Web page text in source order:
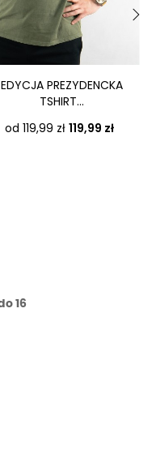
EDYCJA PREZYDENCKA
TSHIRT...
od 119,99 zł Cena
119,99 zł
16